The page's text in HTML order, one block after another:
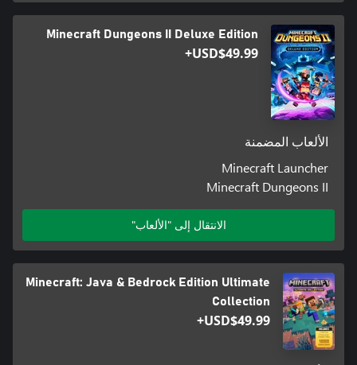
Minecraft Dungeons II Deluxe Edition
USD$49.99+
الألعاب المضمنة
Minecraft Launcher
Minecraft Dungeons II
الانتقال إلى "الألعاب"
Minecraft: Java & Bedrock Edition Ultimate
Collection
USD$49.99+